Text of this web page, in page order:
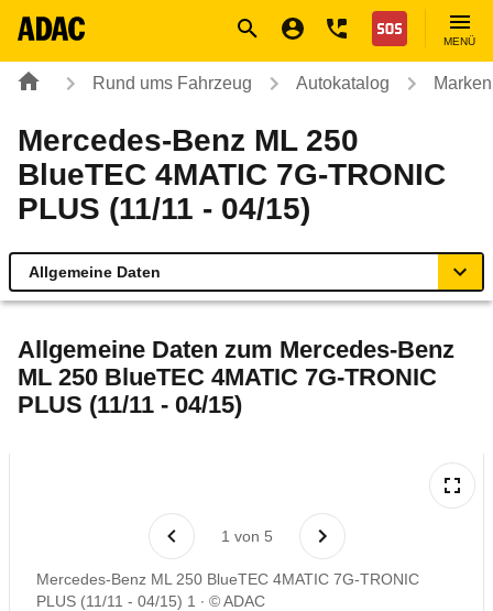
Nothilfe
MENÜ
Rund ums Fahrzeug Autokatalog
Mercedes-Benz ML 250
BlueTEC 4MATIC 7G-TRONIC
PLUS (11/11 - 04/15)
Allgemeine Daten
Technische Daten
Rückrufe & Mängel
Allgemeine Daten zum Mercedes-Benz
ML 250 BlueTEC 4MATIC 7G-TRONIC
PLUS (11/11 - 04/15)
1 von 5
Mercedes-Benz ML 250 BlueTEC 4MATIC 7G-TRONIC
PLUS (11/11 - 04/15) 1
© ADAC